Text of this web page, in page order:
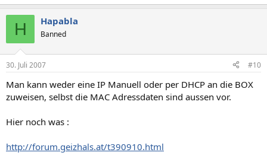
H Hapabla
Banned
30. Juli 2007 #10
Man kann weder eine IP Manuell oder per DHCP an die BOX
zuweisen, selbst die MAC Adressdaten sind aussen vor.
Hier noch was :
http://forum.geizhals.at/t390910.html